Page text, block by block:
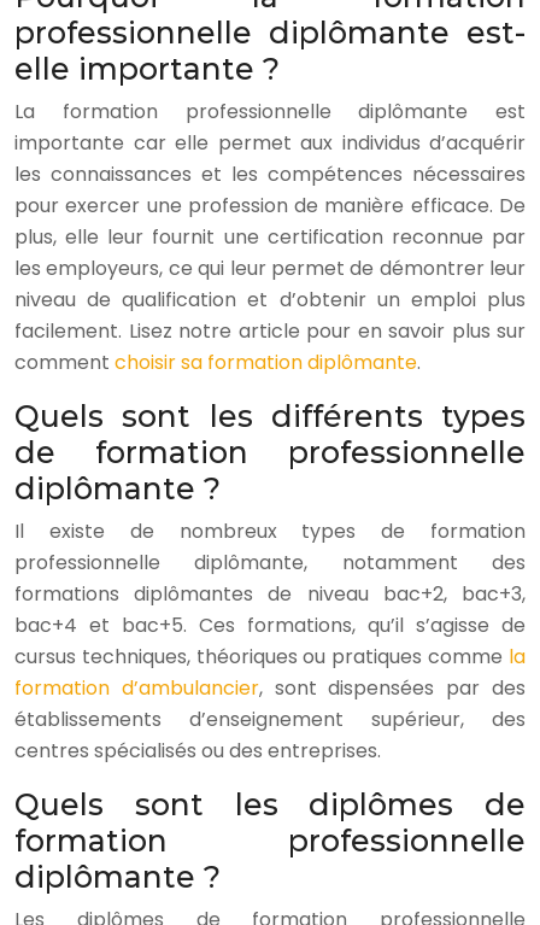
professionnelle diplômante est-
elle importante ?
La formation professionnelle diplômante est
importante car elle permet aux individus d’acquérir
les connaissances et les compétences nécessaires
pour exercer une profession de manière efficace. De
plus, elle leur fournit une certification reconnue par
les employeurs, ce qui leur permet de démontrer leur
niveau de qualification et d’obtenir un emploi plus
facilement. Lisez notre article pour en savoir plus sur
comment choisir sa formation diplômante.
Quels sont les différents types
de formation professionnelle
diplômante ?
Il existe de nombreux types de formation
professionnelle diplômante, notamment des
formations diplômantes de niveau bac+2, bac+3,
bac+4 et bac+5. Ces formations, qu’il s’agisse de
cursus techniques, théoriques ou pratiques comme la
formation d’ambulancier, sont dispensées par des
établissements d’enseignement supérieur, des
centres spécialisés ou des entreprises.
Quels sont les diplômes de
formation professionnelle
diplômante ?